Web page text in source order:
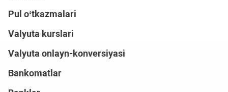
Pul o‘tkazmalari
Valyuta kurslari
Valyuta onlayn-konversiyasi
Bankomatlar